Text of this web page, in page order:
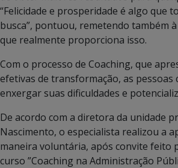
“Felicidade e prosperidade é algo que
busca”, pontuou, remetendo também
que realmente proporciona isso.
Com o processo de Coaching, que
efetivas de transformação, as pessoas
enxergar suas dificuldades e
De acordo com a diretora da unidade
Nascimento, o especialista realizou a
maneira voluntária, após convite feito
curso ”Coaching na Administração